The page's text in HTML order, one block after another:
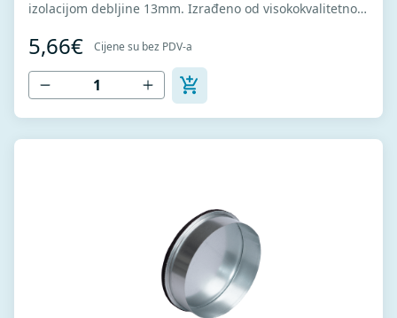
izolacijom debljine 13mm. Izrađeno od visokokvalitetnog
U skladu sa standardima MEST EN 1506 I MEST EN
12237.
5,66€ Cijene su bez PDV-a